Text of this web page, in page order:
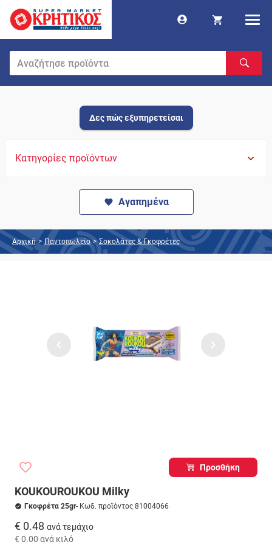
Δες πώς εξυπηρετείσαι
Κατηγορίες προϊόντων
Αγαπημένα
Αρχική > Παντοπωλείο > Σοκολάτες & Γκοφρέτες
Προσθήκη
KOUKOUROUKOU Milky
Γκοφρέτα 25gr- Κωδ. προϊόντος 81004066
€ 0.48 ανά τεμάχιο
€ 0.00 ανά κιλό